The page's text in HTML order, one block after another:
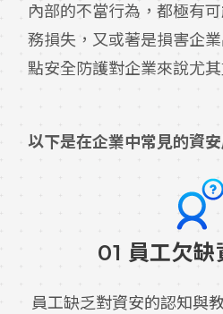
內部的不當行為，都極有
務損失，又或著是損害企
點安全防護對企業來說尤其
以下是在企業中常見的資安
01 員工欠缺
員工缺乏對資安的認知與